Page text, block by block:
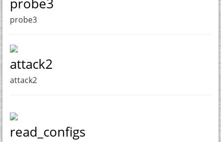
probe3
attack2
attack2
read_configs